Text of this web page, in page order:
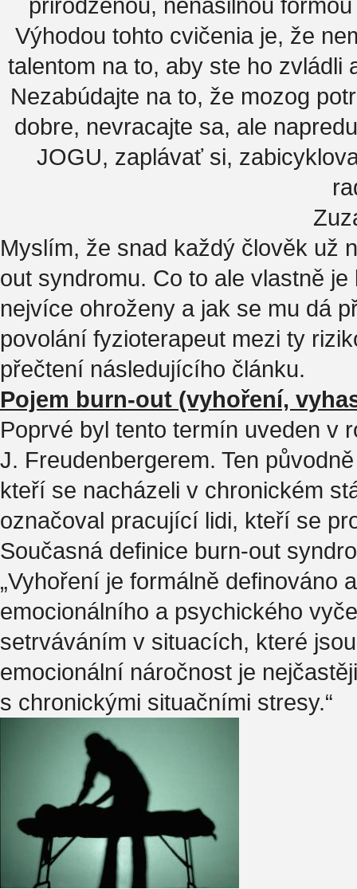
Výhodou tohto cvičenia je, že
talentom na to, aby ste ho zvládli
Nezabúdajte na to, že mozog
dobre, nevracajte sa, ale
JOGU, zaplávať si,
Myslím, že snad každý člověk už
out syndromu. Co to ale vlastně
nejvíce ohroženy a jak se mu dá
povolání fyzioterapeut mezi ty
přečtení následujícího článku.
Pojem burn-out (vyhoření,
Poprvé byl tento termín uveden v
J. Freudenbergerem. Ten
kteří se nacházeli v chronickém
označoval pracující lidi, kteří se
Současná definice burn-out
„Vyhoření je formálně definováno
emocionálního a psychického
setrváváním v situacích, které
emocionální náročnost je
s chronickými situačními stresy.“